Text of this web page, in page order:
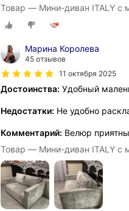
Товар — Мини-диван ITALY с
Марина Королева
45 отзывов
11 октября 2025
Достоинства: Удобный
Недостатки: Не удобно
Комментарий: Велюр
Товар — Мини-диван ITALY с